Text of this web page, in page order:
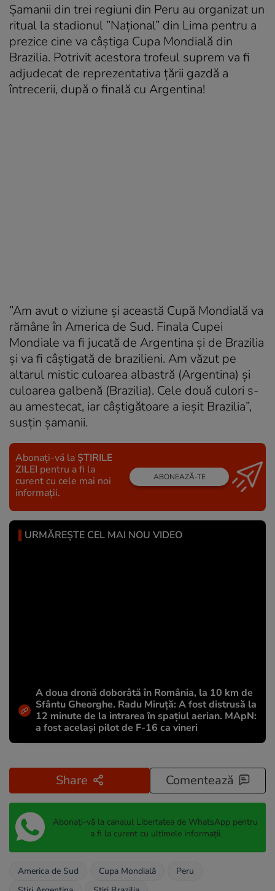
Şamanii din trei regiuni din Peru au organizat un
ritual la stadionul ”Naţional” din Lima pentru a
prezice cine va câştiga Cupa Mondială din
Brazilia. Potrivit acestora trofeul suprem va fi
adjudecat de reprezentativa ţării gazdă a
întrecerii, după o finală cu Argentina!
”Am avut o viziune şi această Cupă Mondială va
rămâne în America de Sud. Finala Cupei
Mondiale va fi jucată de Argentina şi de Brazilia
şi va fi câştigată de brazilieni. Am văzut pe
altarul mistic culoarea albastră (Argentina) şi
culoarea galbenă (Brazilia). Cele două culori s-
au amestecat, iar câştigătoare a ieşit Brazilia”,
susţin şamanii.
Abonați-vă la ȘTIRILE
ZILEI pentru a fi la
curent cu cele mai noi
informații.
ABONEAZĂ-TE
URMĂREȘTE CEL MAI NOU VIDEO
A doua dronă doborâtă în România, la 10 km de
Sfântu Gheorghe. Radu Miruță: A fost distrusă la
12 minute de la intrarea în spațiul aerian. MApN:
a fost același pilot de F-16 ca vineri
Share Comentează
Abonați-vă la canalul Libertatea de WhatsApp pentru
a fi la curent cu ultimele informații
America de Sud Cupa Mondială
Peru